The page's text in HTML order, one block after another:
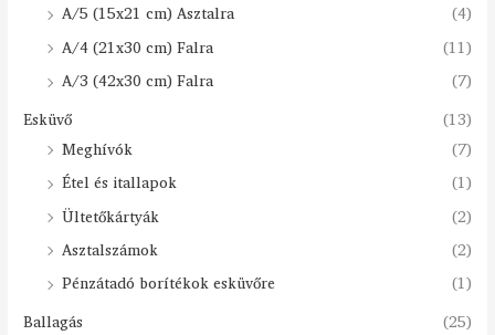
A/5 (15x21 cm) Asztalra
(4)
A/4 (21x30 cm) Falra
(11)
A/3 (42x30 cm) Falra
(7)
Esküvő
(13)
Meghívók
(7)
Étel és itallapok
(1)
Ültetőkártyák
(2)
Asztalszámok
(2)
Pénzátadó borítékok esküvőre
(1)
Ballagás
(25)